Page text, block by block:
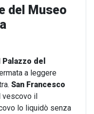
del Museo
Palazzo del
a leggere
San Francesco
vescovo il
lo liquidò senza